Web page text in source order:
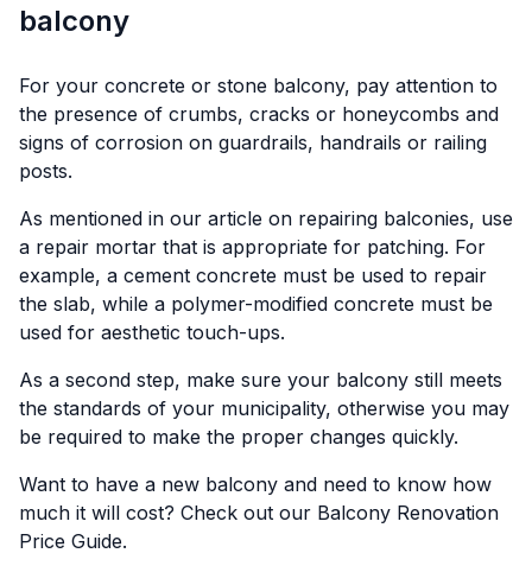
balcony
For your concrete or stone balcony, pay attention to
the presence of crumbs, cracks or honeycombs and
signs of corrosion on guardrails, handrails or railing
posts.
As mentioned in our article on repairing balconies, use
a repair mortar that is appropriate for patching. For
example, a cement concrete must be used to repair
the slab, while a polymer-modified concrete must be
used for aesthetic touch-ups.
As a second step, make sure your balcony still meets
the standards of your municipality, otherwise you may
be required to make the proper changes quickly.
Want to have a new balcony and need to know how
much it will cost? Check out our Balcony Renovation
Price Guide.